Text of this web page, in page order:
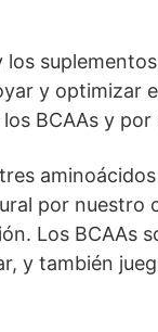
los
y optimizar
BCAAs y
por nuestro
Los BCAAs
y también